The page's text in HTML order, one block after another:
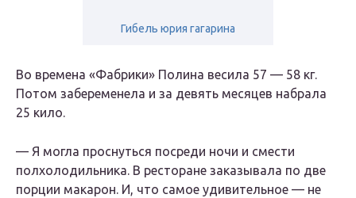
Гибель юрия гагарина
Во времена «Фабрики» Полина весила 57 — 58 кг.
Потом забеременела и за девять месяцев набрала
25 кило.
— Я могла проснуться посреди ночи и смести
полхолодильника. В ресторане заказывала по две
порции макарон. И, что самое удивительное — не